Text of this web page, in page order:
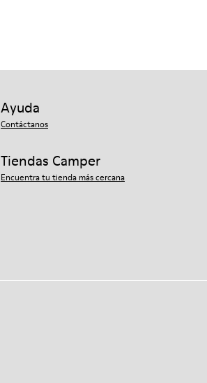
Ayuda
Contáctanos
Tiendas Camper
Encuentra tu tienda más cercana